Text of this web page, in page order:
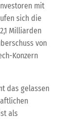
mit
sich die
Milliarden
von
Konzern
das gelassen
als